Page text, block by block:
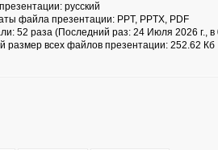
русский
файла презентации: PPT, PPTX, PDF
52 раза (Последний раз: 24 Июля 2026 г., в
размер всех файлов презентации: 252.62 Кб